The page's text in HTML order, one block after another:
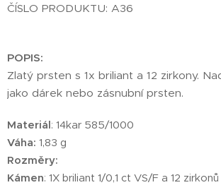
ČÍSLO PRODUKTU: A36
POPIS:
Zlatý prsten s 1x briliant a 12 zirkony.
jako dárek nebo zásnubní prsten.
Materiál: 14kar 585/1000
Váha: 1,83 g
Rozměry:
Kámen: 1X briliant 1/0,1 ct VS/F a 12 zirkonů